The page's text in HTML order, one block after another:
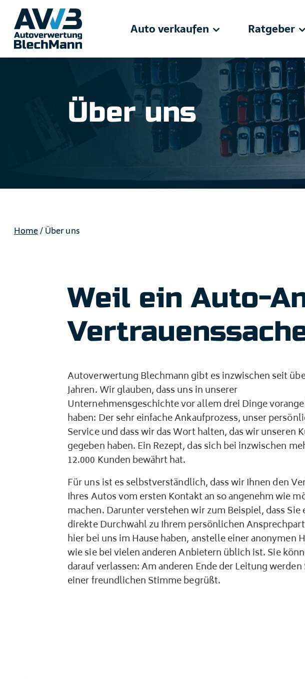
Auto verkaufen Ratgeber
Über uns
Home/Über uns
Weil ein Auto-
Autoverwertung Blechmann gibt es inzwischen seit
Jahren. Wir glauben, dass uns in unserer
Unternehmensgeschichte vor allem drei Dinge
haben: Der sehr einfache Ankaufprozess, unser
Service und dass wir das Wort halten, das wir unseren
gegeben haben. Ein Rezept, das sich bei inzwischen
12.000 Kunden bewährt hat.
Für uns ist es selbstverständlich, dass wir Ihnen den
Ihres Autos vom ersten Kontakt an so angenehm wie
machen. Darunter verstehen wir zum Beispiel, dass Sie
direkte Durchwahl zu Ihrem persönlichen
hier bei uns im Hause haben, anstelle einer anonymen
wie sie bei vielen anderen Anbietern üblich ist. Sie
darauf verlassen: Am anderen Ende der Leitung werden
einer freundlichen Stimme begrüßt.